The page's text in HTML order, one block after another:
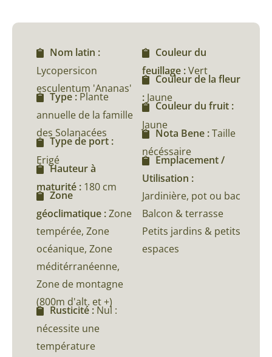
Nom latin :
Lycopersicon
esculentum 'Ananas'
Type : Plante
annuelle de la famille
des Solanacées
Type de port :
Erigé
Hauteur à
maturité : 180 cm
Zone
géoclimatique :Zone
tempérée, Zone
océanique, Zone
méditérranéenne,
Zone de montagne
(800m d'alt. et +)
Rusticité : Nul :
nécessite une
température
Couleur du
feuillage :Vert
Couleur de la fleur
: Jaune
Couleur du fruit :
Jaune
Nota Bene :Taille
nécéssaire
Emplacement /
Utilisation :
Jardinière, pot ou bac
Balcon & terrasse
Petits jardins & petits
espaces